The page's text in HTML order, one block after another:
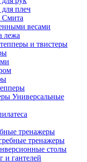
плеч
Смита
весами
лежа
и твистеры
Универсальные
тренажеры
тренажеры
столы